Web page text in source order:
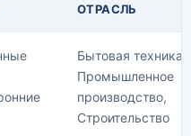
ОТРАСЛЬ
Бытовая техника,
Промышленное
производство,
Строительство